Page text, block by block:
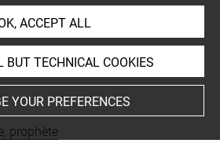
prophète
ACCEPT ALL
BUT TECHNICAL COOKIES
YOUR PREFERENCES